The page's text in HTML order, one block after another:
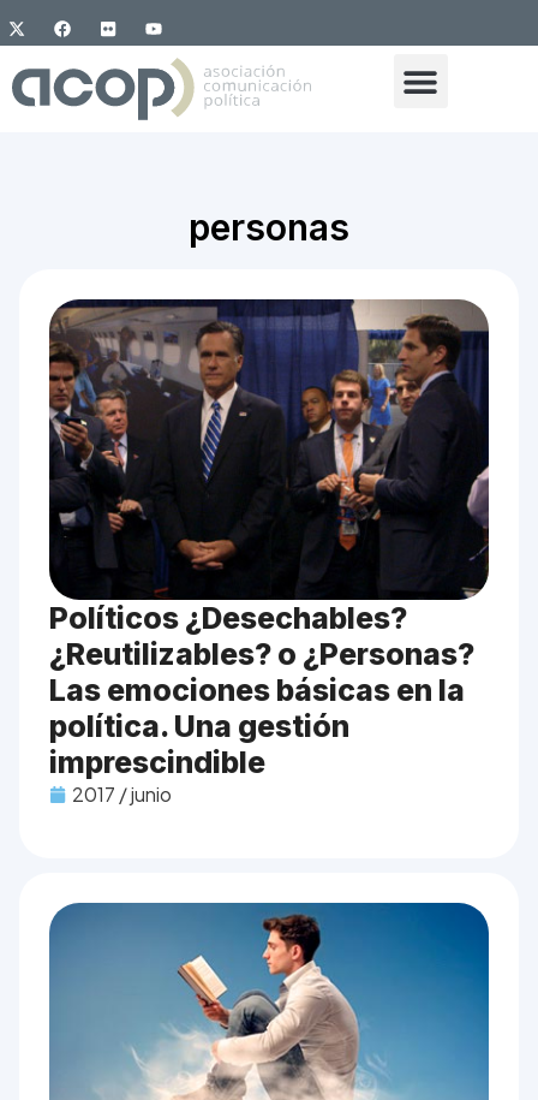
personas
Políticos ¿Desechables?
¿Reutilizables? o ¿Personas?
Las emociones básicas en la
política. Una gestión
imprescindible
2017 / junio